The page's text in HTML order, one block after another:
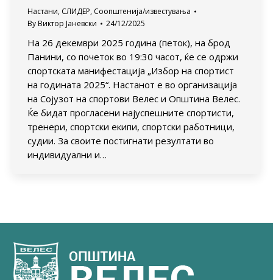
Настани, СЛИДЕР, Соопштенија/известувања
By Виктор Јаневски 24/12/2025
На 26 декември 2025 година (петок), на брод
Панини, со почеток во 19:30 часот, ќе се одржи
спортската манифестација „Избор на спортист
на годината 2025“. Настанот е во организација
на Сојузот на спортови Велес и Општина Велес.
Ќе бидат прогласени најуспешните спортисти,
тренери, спортски екипи, спортски работници,
судии. За своите постигнати резултати во
индивидуални и…